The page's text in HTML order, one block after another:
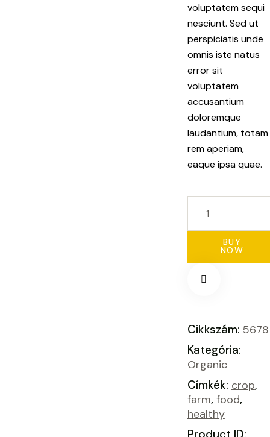
voluptatem sequi
nesciunt. Sed ut
perspiciatis unde
omnis iste natus
error sit
voluptatem
accusantium
doloremque
laudantium, totam
rem aperiam,
eaque ipsa quae.
BUY
NOW
Cikkszám: 5678
Kategória:
Organic
Címkék: crop,
farm, food,
healthy